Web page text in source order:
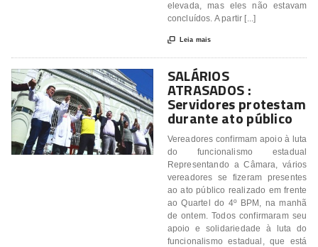
elevada, mas eles não estavam
concluídos. A partir [...]
 Leia mais
SALÁRIOS
ATRASADOS :
Servidores protestam
durante ato público
Vereadores confirmam apoio à luta
do funcionalismo estadual
Representando a Câmara, vários
vereadores se fizeram presentes
ao ato público realizado em frente
ao Quartel do 4º BPM, na manhã
de ontem. Todos confirmaram seu
apoio e solidariedade à luta do
funcionalismo estadual, que está